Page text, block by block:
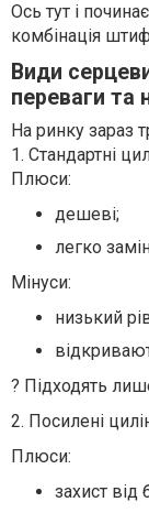
Ось тут і
комбінація
Види
переваги та
На ринку зараз
1. Стандартні
Плюси:
дешеві;
легко
Мінуси:
низький
? Підходять
2. Посилені
Плюси:
захист від